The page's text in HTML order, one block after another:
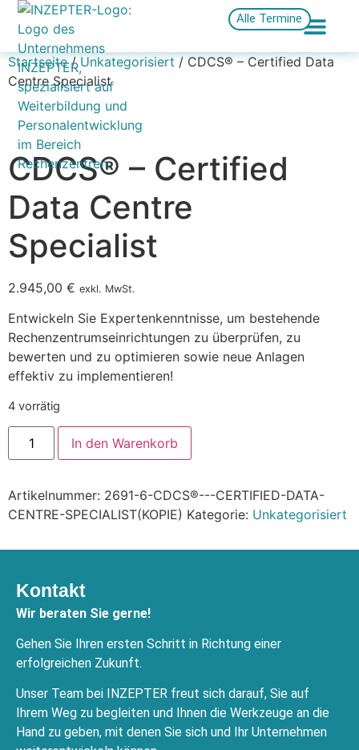
Alle Termine
Startseite/Unkategorisiert / CDCS® – Certified Data
Centre Specialist
CDCS® – Certified
Data Centre
Specialist
2.945,00 € exkl. MwSt.
Entwickeln Sie Expertenkenntnisse, um bestehende
Rechenzentrumseinrichtungen zu überprüfen, zu
bewerten und zu optimieren sowie neue Anlagen
effektiv zu implementieren!
4 vorrätig
In den Warenkorb
Artikelnummer: 2691-6-CDCS®---CERTIFIED-DATA-
CENTRE-SPECIALIST(KOPIE) Kategorie: Unkategorisiert
Kontakt
Wir beraten Sie gerne!
Gehen Sie Ihren ersten Schritt in Richtung einer
erfolgreichen Zukunft.
Unser Team bei INZEPTER freut sich darauf, Sie auf
Ihrem Weg zu begleiten und Ihnen die Werkzeuge an die
Hand zu geben, mit denen Sie sich und Ihr Unternehmen